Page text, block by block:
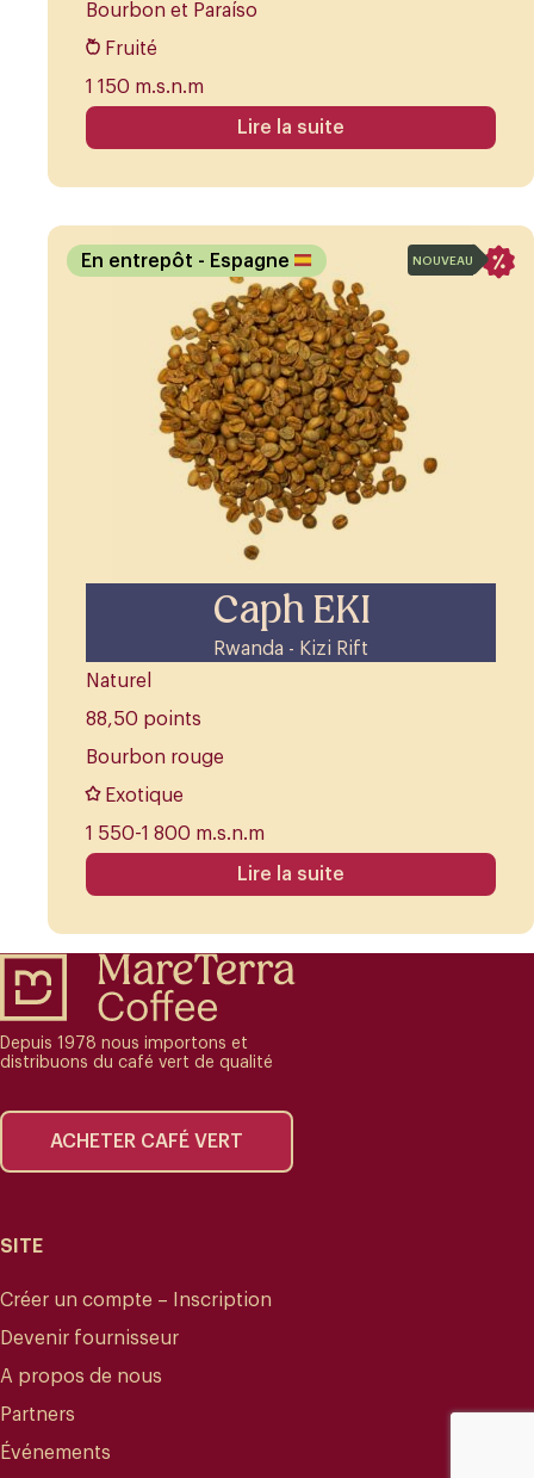
Bourbon et Paraíso
Fruité
1 150 m.s.n.m
Lire la suite
Caph EKI
Rwanda - Kizi Rift
En entrepôt - Espagne
Naturel
88,50 points
Bourbon rouge
Exotique
1 550-1 800 m.s.n.m
NOUVEAU
Lire la suite
Depuis 1978 nous importons et
distribuons du café vert de qualité
ACHETER CAFÉ VERT
SITE
Créer un compte – Inscription
Devenir fournisseur
A propos de nous
Partners
Événements